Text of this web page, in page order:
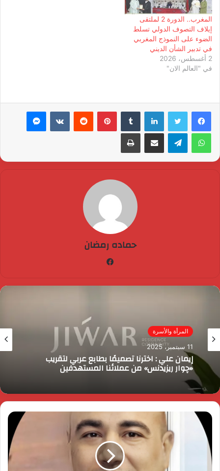
المغرب.. الدورة 2 لملتقى
إيلاف التصوف الدولي تسلط
الضوء على النموذج المغربي
في تدبير الشأن الديني
2 أغسطس، 2026
في "العالم الان"
لينكدإن بينتيريست ماسنجر
واتساب تيلقرام مشاركة عبر البريد طباعة
حماده رمضان
المرأة والأسرة
11 سبتمبر، 2025
إيمان علي : اخترنا تصميمًا بطابع عربي لتقريب
«چوار ريزيدنس» من عملائنا المستهدفين
المرأة والأسرة
“ديرماكنيف” تطلق حملة جديدة بعنوان “بشرتك
تحت السيطرة” لإعادة تعريف مفاهيم العناية
بالبشرة